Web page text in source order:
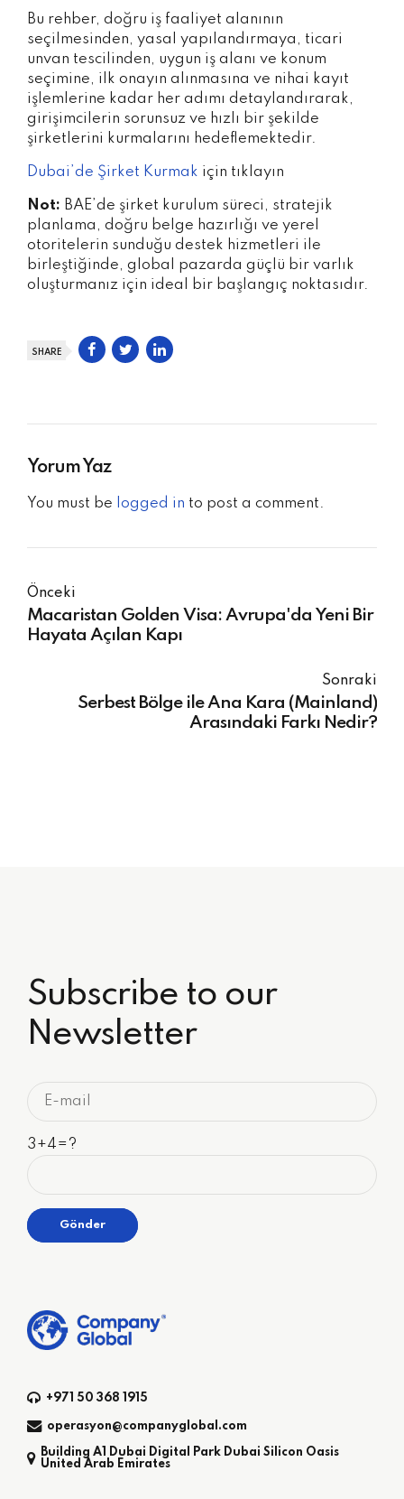
Bu rehber, doğru iş faaliyet alanının
seçilmesinden, yasal yapılandırmaya, ticari
unvan tescilinden, uygun iş alanı ve konum
seçimine, ilk onayın alınmasına ve nihai kayıt
işlemlerine kadar her adımı detaylandırarak,
girişimcilerin sorunsuz ve hızlı bir şekilde
şirketlerini kurmalarını hedeflemektedir.
Dubai’de Şirket Kurmak için tıklayın
Not: BAE’de şirket kurulum süreci, stratejik
planlama, doğru belge hazırlığı ve yerel
otoritelerin sunduğu destek hizmetleri ile
birleştiğinde, global pazarda güçlü bir varlık
oluşturmanız için ideal bir başlangıç noktasıdır.
SHARE
Yorum Yaz
You must be logged in to post a comment.
Önceki
Macaristan Golden Visa: Avrupa'da Yeni Bir
Hayata Açılan Kapı
Sonraki
Serbest Bölge ile Ana Kara (Mainland)
Arasındaki Farkı Nedir?
Subscribe to our
Newsletter
3+4=?
+971 50 368 1915
operasyon@companyglobal.com
Building A1 Dubai Digital Park Dubai Silicon Oasis
United Arab Emirates